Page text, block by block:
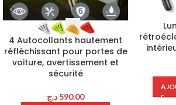
4 Autocollants hautement
réfléchissant pour portes de
voiture, avertissement et
sécurité
590.00 د.ج